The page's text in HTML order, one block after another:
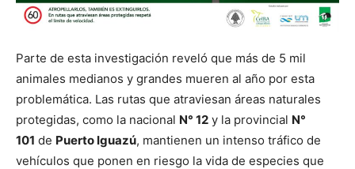
Parte de esta investigación reveló que más de 5 mil
animales medianos y grandes mueren al año por esta
problemática. Las rutas que atraviesan áreas naturales
protegidas, como la nacional N° 12 y la provincial N°
101 de Puerto Iguazú, mantienen un intenso tráfico de
vehículos que ponen en riesgo la vida de especies que